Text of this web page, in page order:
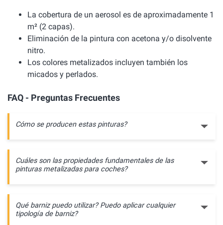
La cobertura de un aerosol es de aproximadamente 1
m² (2 capas).
Eliminación de la pintura con acetona y/o disolvente
nitro.
Los colores metalizados incluyen también los
micados y perlados.
FAQ - Preguntas Frecuentes
Cómo se producen estas pinturas?
Cuáles son las propiedades fundamentales de las
pinturas metalizadas para coches?
Qué barniz puedo utilizar? Puedo aplicar cualquier
tipología de barniz?